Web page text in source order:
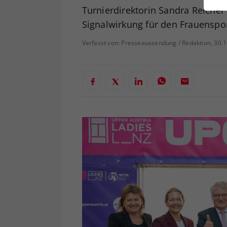
Turnierdirektorin Sandra
Signalwirkung für den
Verfasst von: Presseaussendung / Redaktion,